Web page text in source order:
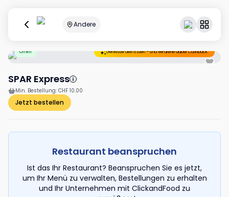
Andere
Offen Geniesse dein Essen – und verdiene dabei Cashback.
SPAR Express
Min. Bestellung: CHF 10.00
Jetzt bestellen
Restaurant beanspruchen
Ist das Ihr Restaurant? Beanspruchen Sie es jetzt,
um Ihr Menü zu verwalten, Bestellungen zu erhalten
und Ihr Unternehmen mit ClickandFood zu